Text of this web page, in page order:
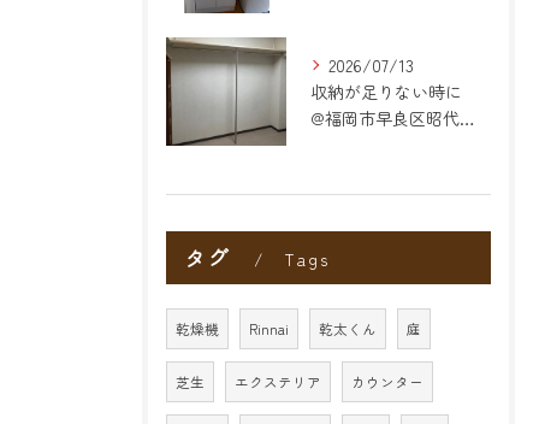
2026/07/13
収納が足りない時に
@福岡市早良区昭代のリフォーム
タグ Tags
乾燥機 Rinnai 乾太くん 庭
芝生 エクステリア カウンター